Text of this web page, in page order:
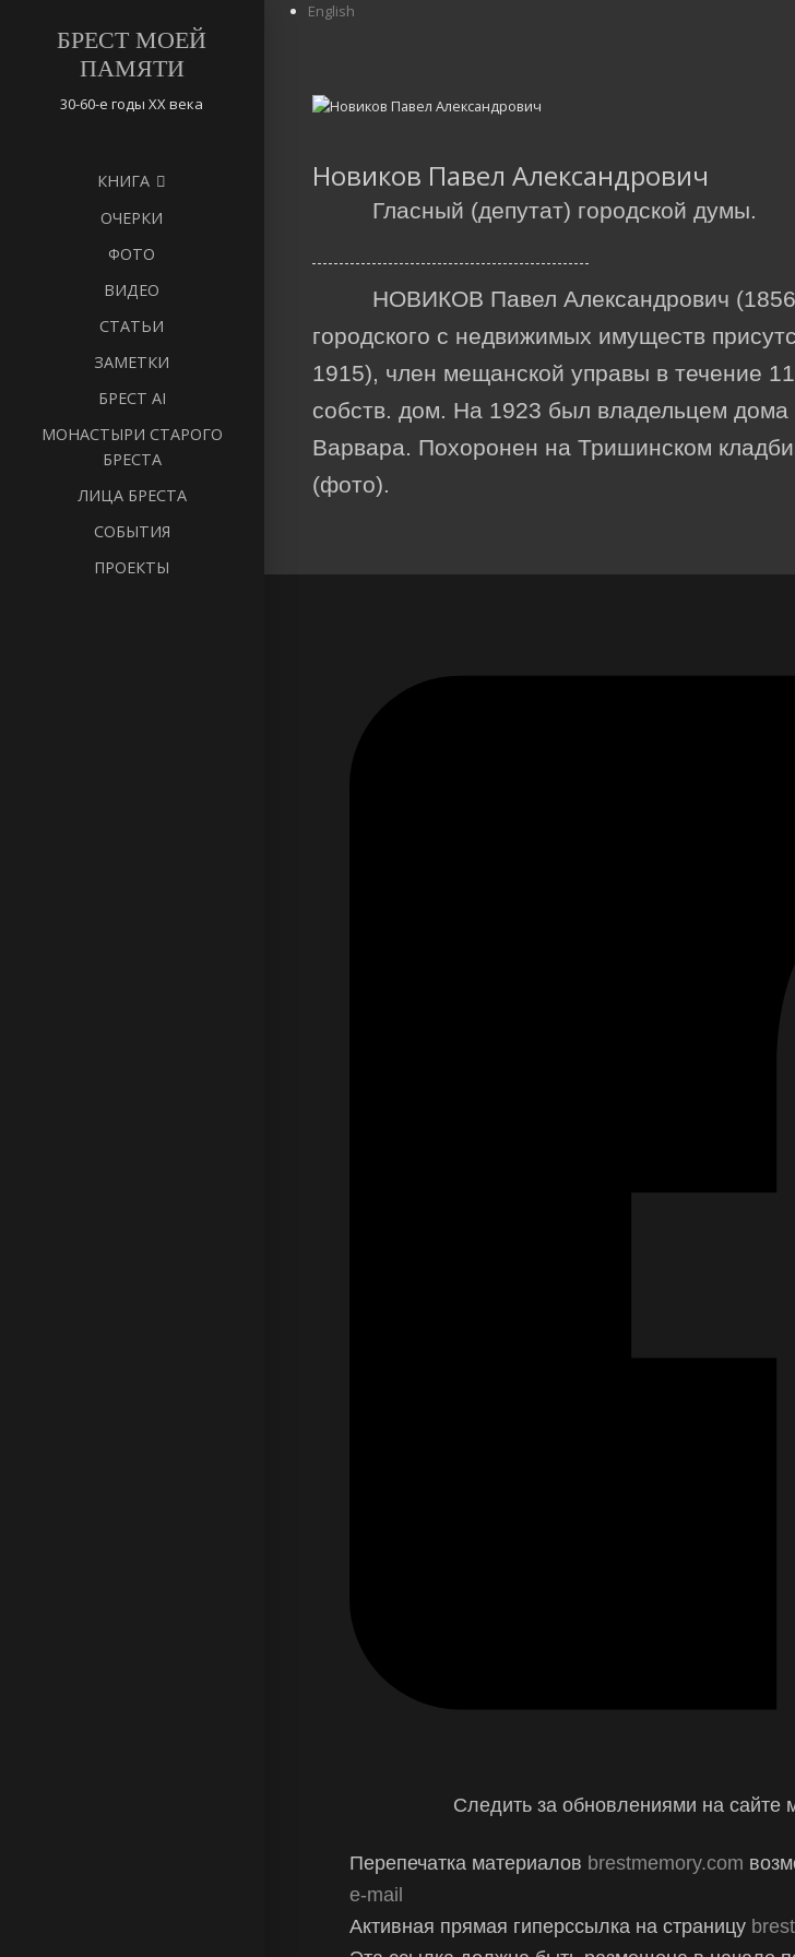
БРЕСТ МОЕЙ
ПАМЯТИ
30-60-е годы ХХ века
КНИГА
ОЧЕРКИ
ФОТО
ВИДЕО
СТАТЬИ
ЗАМЕТКИ
БРЕСТ AI
МОНАСТЫРИ СТАРОГО
БРЕСТА
ЛИЦА БРЕСТА
СОБЫТИЯ
ПРОЕКТЫ
English
Новиков Павел Александрович
Гласный (депутат) городской думы.
НОВИКОВ Павел Александрович (1856
городского с недвижимых имуществ
1915), член мещанской управы в течение
собств. дом. На 1923 был владельцем
Варвара. Похоронен на Тришинском
(фото).
Следить за обновлениями на сайте
Перепечатка материалов brestmemory.com
e-mail
Активная прямая гиперссылка на страницу